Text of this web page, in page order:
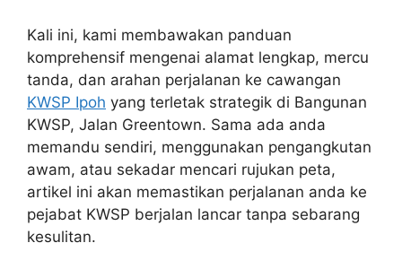
Kali ini, kami membawakan panduan
komprehensif mengenai alamat lengkap, mercu
tanda, dan arahan perjalanan ke cawangan
KWSP Ipoh yang terletak strategik di Bangunan
KWSP, Jalan Greentown. Sama ada anda
memandu sendiri, menggunakan pengangkutan
awam, atau sekadar mencari rujukan peta,
artikel ini akan memastikan perjalanan anda ke
pejabat KWSP berjalan lancar tanpa sebarang
kesulitan.